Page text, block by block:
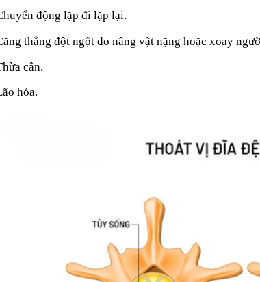
động lặp đi lặp lại.
thẳng đột ngột do nâng vật nặng hoặc xoay
cân.
hóa.